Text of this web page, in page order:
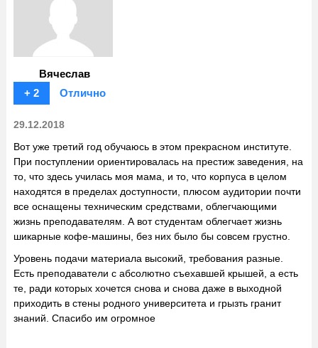
Вячеслав
+ 2
Отлично
29.12.2018
Вот уже третий год обучаюсь в этом прекрасном институте.
При поступлении ориентировалась на престиж заведения, на
то, что здесь училась моя мама, и то, что корпуса в целом
находятся в пределах доступности, плюсом аудитории почти
все оснащены техническим средствами, облегчающими
жизнь преподавателям. А вот студентам облегчает жизнь
шикарные кофе-машины, без них было бы совсем грустно.
Уровень подачи материала высокий, требования разные.
Есть преподаватели с абсолютно съехавшей крышей, а есть
те, ради которых хочется снова и снова даже в выходной
приходить в стены родного университета и грызть гранит
знаний. Спасибо им огромное